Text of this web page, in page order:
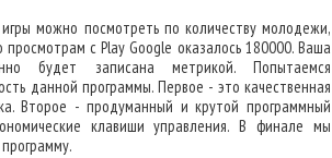
можно посмотреть по количеству молодежи,
просмотрам с Play Google оказалось 180000. Ваша
будет записана метрикой. Попытаемся
данной программы. Первое - это качественная
Второе - продуманный и крутой программный
клавиши управления. В финале мы